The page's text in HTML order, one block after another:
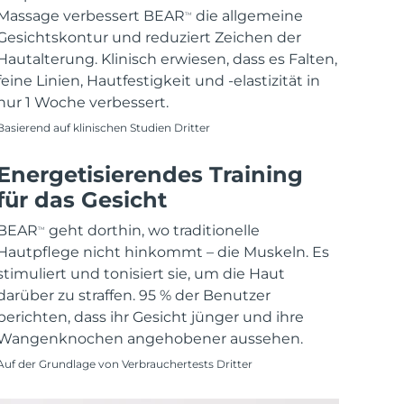
verbessert BEARTM
die allgemeine
und reduziert Zeichen der
Klinisch erwiesen, dass es Falten,
Linien, Hautfestigkeit und -elastizität in
1 Woche verbessert.
auf klinischen Studien Dritter
Training
das Gesicht
TM
geht dorthin, wo traditionelle
nicht hinkommt – die Muskeln. Es
und tonisiert sie, um die Haut
zu straffen. 95 % der Benutzer
dass ihr Gesicht jünger und ihre
angehobener aussehen.
der Grundlage von Verbrauchertests Dritter